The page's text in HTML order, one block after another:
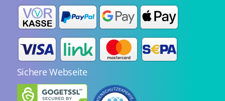
Sichere Webseite